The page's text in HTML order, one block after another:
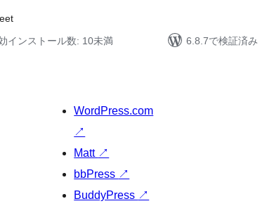
インストール数: 10未満
6.8.7で検証済み
WordPress.com
↗
Matt ↗
bbPress ↗
BuddyPress ↗